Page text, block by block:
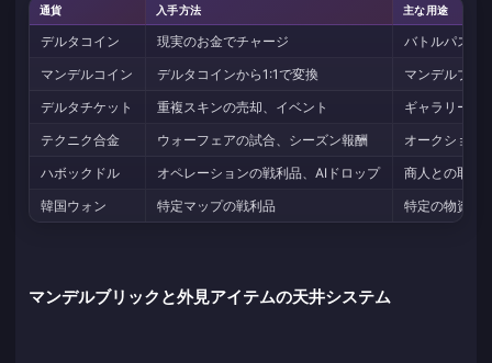
通貨 入手方法 主な用途
デルタコイン 現実のお金でチャージ
バトルパス、
マンデルコイン
デルタコインから1:1で変換
マンデルブリ
デルタチケット
重複スキンの売却、イベント
ギャラリーか
テクニク合金
ウォーフェアの試合、シーズン報酬
オークション
ハボックドル
オペレーションの戦利品、AIドロップ
商人との取引
韓国ウォン
特定マップの戦利品 特定の物資交
マンデルブリックと外見アイテムの天井システム